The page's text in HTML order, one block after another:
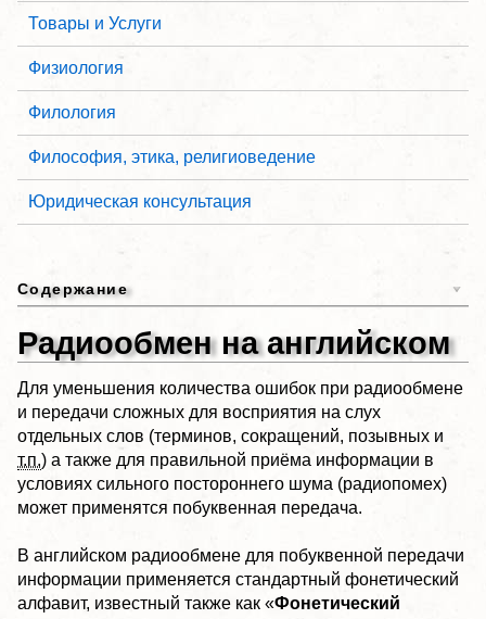
Товары и Услуги
Физиология
Филология
Философия, этика, религиоведение
Юридическая консультация
Содержание
Радиообмен на английском
Для уменьшения количества ошибок при радиообмене
и передачи сложных для восприятия на слух
отдельных слов (терминов, сокращений, позывных и
т.п.) а также для правильной приёма информации в
условиях сильного постороннего шума (радиопомех)
может применятся побуквенная передача.
В английском радиообмене для побуквенной передачи
информации применяется стандартный фонетический
алфавит, известный также как «Фонетический